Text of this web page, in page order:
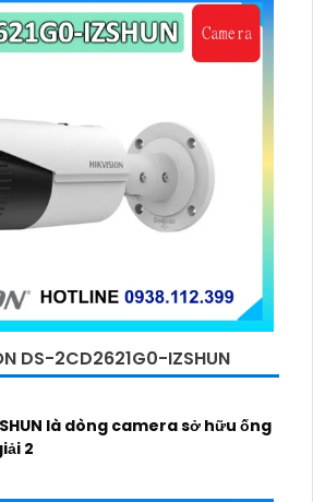
DS-2CD2621G0-IZSHUN
là dòng camera sở hữu ống
2